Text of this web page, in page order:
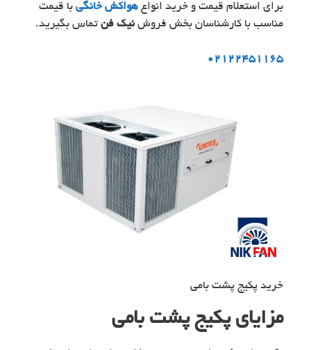
برای استعلام قیمت و خرید انواع هواکش خانگی با قیمت
مناسب با کارشناسان بخش فروش نیک فن تماس بگیرید.
02122451165
خرید پکیج پشت بامی
مزایای پکیج پشت بامی